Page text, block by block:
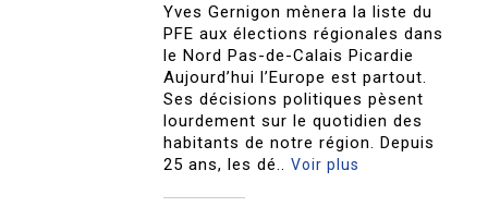
Yves Gernigon mènera la liste du
PFE aux élections régionales dans
le Nord Pas-de-Calais Picardie
Aujourd’hui l’Europe est partout.
Ses décisions politiques pèsent
lourdement sur le quotidien des
habitants de notre région. Depuis
25 ans, les dé..Voir plus